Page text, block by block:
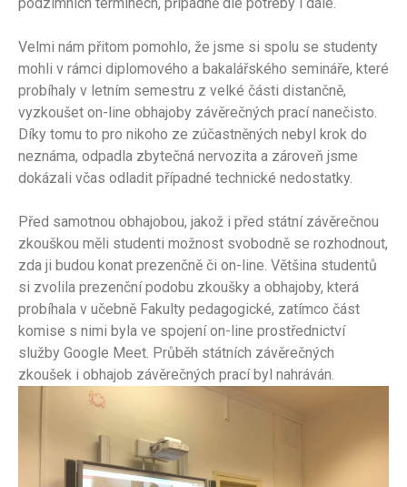
Velmi nám přitom pomohlo, že jsme si spolu se studenty
mohli v rámci diplomového a bakalářského semináře, které
probíhaly v letním semestru z velké části distančně,
vyzkoušet on-line obhajoby závěrečných prací nanečisto.
Díky tomu to pro nikoho ze zúčastněných nebyl krok do
neznáma, odpadla zbytečná nervozita a zároveň jsme
dokázali včas odladit případné technické nedostatky.
Před samotnou obhajobou, jakož i před státní závěrečnou
zkouškou měli studenti možnost svobodně se rozhodnout,
zda ji budou konat prezenčně či on-line. Většina studentů
si zvolila prezenční podobu zkoušky a obhajoby, která
probíhala v učebně Fakulty pedagogické, zatímco část
komise s nimi byla ve spojení on-line prostřednictví
služby Google Meet. Průběh státních závěrečných
zkoušek i obhajob závěrečných prací byl nahráván.